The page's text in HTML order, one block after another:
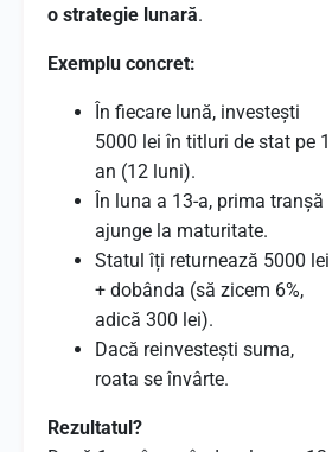
o strategie lunară.
Exemplu concret:
În fiecare lună, investești
5000 lei în titluri de stat pe 1
an (12 luni).
În luna a 13-a, prima tranșă
ajunge la maturitate.
Statul îți returnează 5000 lei
+ dobânda (să zicem 6%,
adică 300 lei).
Dacă reinvestești suma,
roata se învârte.
Rezultatul?